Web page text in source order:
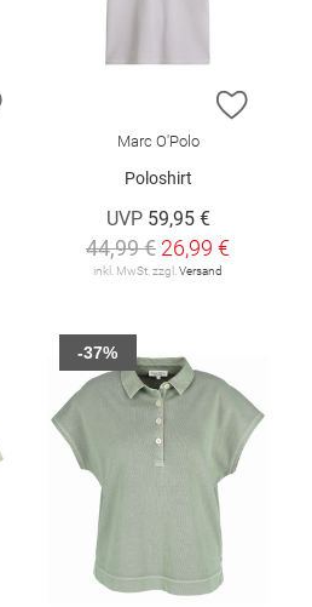
ZUR WUNSCHLISTE HINZUFÜGEN
ZUR
Marc O'Polo
Poloshirt
UVP 59,95 €
44,99 € 26,99 €
inkl. MwSt. zzgl. Versand
-37%